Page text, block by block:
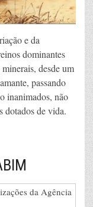
e da
dominantes
desde um
passando
inanimados, não
dotados de vida.
da Agência